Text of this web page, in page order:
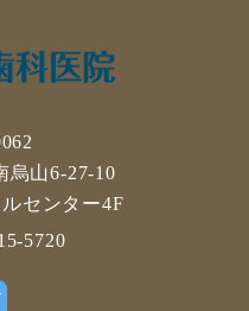
烏山6-27-10
センター4F
5720